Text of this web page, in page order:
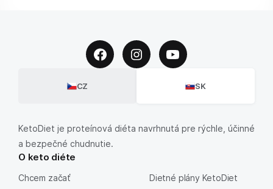
CZ SK
KetoDiet je proteínová diéta navrhnutá pre rýchle, účinné
a bezpečné chudnutie.
O keto diéte
Chcem začať
Dietné plány KetoDiet